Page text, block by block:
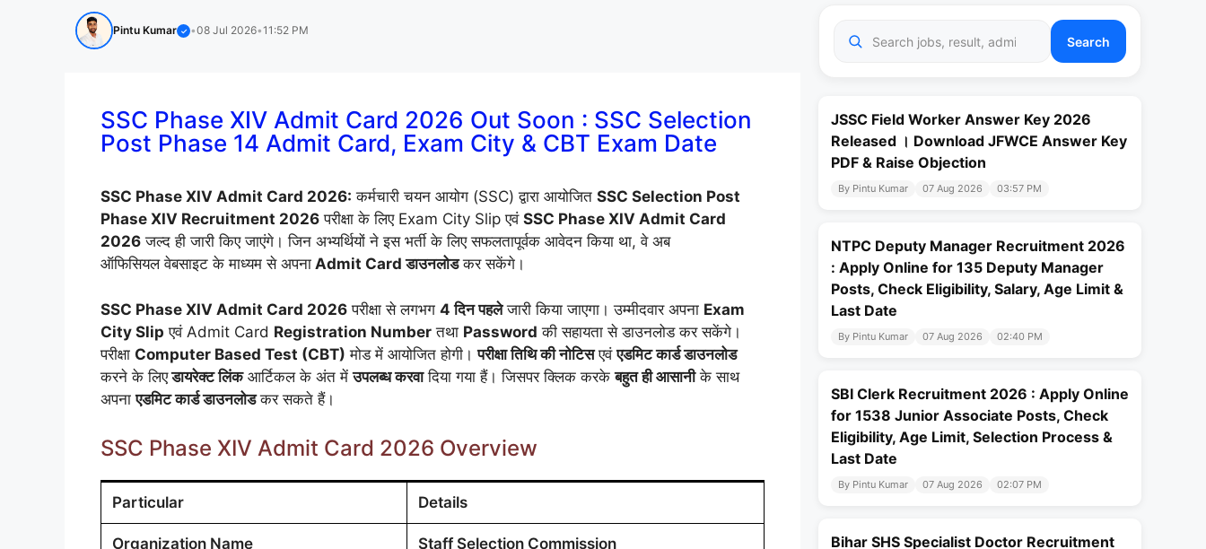
Pintu Kumar ✓ •08 Jul 2026•11:52 PM
SSC Phase XIV Admit Card 2026 Out Soon : SSC Selection
Post Phase 14 Admit Card, Exam City & CBT Exam Date
SSC Phase XIV Admit Card 2026: कर्मचारी चयन आयोग (SSC) द्वारा आयोजित SSC Selection Post
Phase XIV Recruitment 2026 परीक्षा के लिए Exam City Slip एवं SSC Phase XIV Admit Card
2026 जल्द ही जारी किए जाएंगे। जिन अभ्यर्थियों ने इस भर्ती के लिए सफलतापूर्वक आवेदन किया था, वे अब
ऑफिसियल वेबसाइट के माध्यम से अपना Admit Card डाउनलोडकर सकेंगे।
SSC Phase XIV Admit Card 2026 परीक्षा से लगभग 4 दिन पहलेजारी किया जाएगा। उम्मीदवार अपना Exam
City Slip एवं Admit Card Registration Number तथा Password की सहायता से डाउनलोड कर सकेंगे।
परीक्षा Computer Based Test (CBT) मोड में आयोजित होगी।परीक्षा तिथि की नोटिसएवंएडमिट कार्ड डाउनलोड
करने के लिएडायरेक्ट लिंकआर्टिकल के अंत मेंउपलब्ध करवादिया गया हैं। जिसपर क्लिक करकेबहुत ही आसानीके साथ
अपनाएडमिट कार्ड डाउनलोडकर सकते हैं।
SSC Phase XIV Admit Card 2026 Overview
Particular Details
Organization Name Staff Selection Commission
Search
JSSC Field Worker Answer Key 2026
Released । Download JFWCE Answer Key
PDF & Raise Objection
By Pintu Kumar 07 Aug 2026 03:57 PM
NTPC Deputy Manager Recruitment 2026
: Apply Online for 135 Deputy Manager
Posts, Check Eligibility, Salary, Age Limit &
Last Date
By Pintu Kumar 07 Aug 2026 02:40 PM
SBI Clerk Recruitment 2026 : Apply Online
for 1538 Junior Associate Posts, Check
Eligibility, Age Limit, Selection Process &
Last Date
By Pintu Kumar 07 Aug 2026 02:07 PM
Bihar SHS Specialist Doctor Recruitment